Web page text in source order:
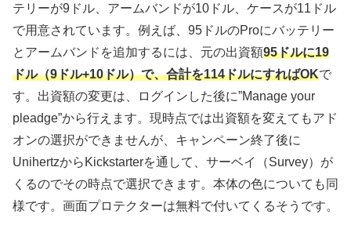
テリーが9ドル、アームバンドが10ドル、ケースが11ドル
で用意されています。例えば、95ドルのProにバッテリー
とアームバンドを追加するには、元の出資額95ドルに19
ドル（9ドル+10ドル）で、合計を114ドルにすればOKで
す。出資額の変更は、ログインした後に”Manage your
pleadge”から行えます。現時点では出資額を変えてもアド
オンの選択ができませんが、キャンペーン終了後に
UnihertzからKickstarterを通して、サーベイ（Survey）が
くるのでその時点で選択できます。本体の色についても同
様です。画面プロテクターは無料で付いてくるそうです。